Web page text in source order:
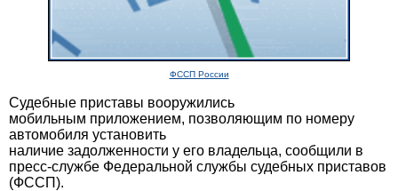
ФССП России
Судебные приставы вооружились
мобильным приложением, позволяющим по номеру
автомобиля установить
наличие задолженности у его владельца, сообщили в
пресс-службе Федеральной службы судебных приставов
(ФССП).